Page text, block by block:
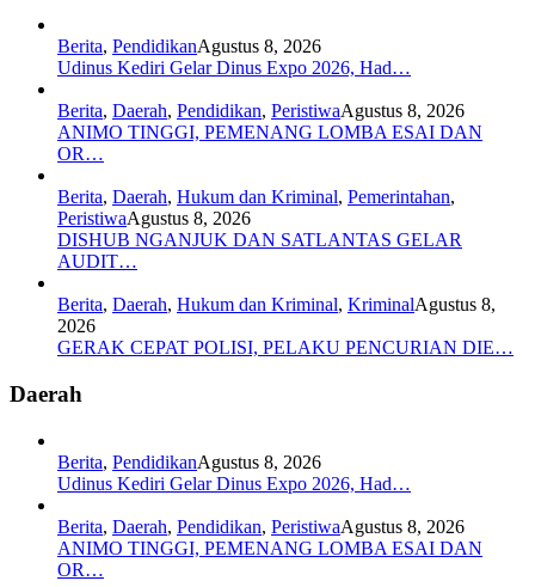
Berita, PendidikanAgustus 8, 2026
Udinus Kediri Gelar Dinus Expo 2026, Had…
Berita, Daerah, Pendidikan, PeristiwaAgustus 8, 2026
ANIMO TINGGI, PEMENANG LOMBA ESAI DAN
OR…
Berita, Daerah, Hukum dan Kriminal, Pemerintahan,
PeristiwaAgustus 8, 2026
DISHUB NGANJUK DAN SATLANTAS GELAR
AUDIT…
Berita, Daerah, Hukum dan Kriminal, KriminalAgustus 8,
2026
GERAK CEPAT POLISI, PELAKU PENCURIAN DIE…
Daerah
Berita, PendidikanAgustus 8, 2026
Udinus Kediri Gelar Dinus Expo 2026, Had…
Berita, Daerah, Pendidikan, PeristiwaAgustus 8, 2026
ANIMO TINGGI, PEMENANG LOMBA ESAI DAN
OR…